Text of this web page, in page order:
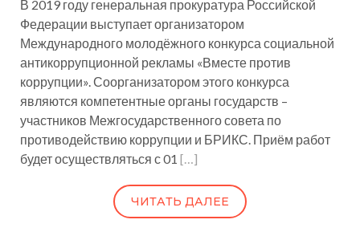
В 2019 году генеральная прокуратура Российской
Федерации выступает организатором
Международного молодёжного конкурса социальной
антикоррупционной рекламы «Вместе против
коррупции». Соорганизатором этого конкурса
являются компетентные органы государств –
участников Межгосударственного совета по
противодействию коррупции и БРИКС. Приём работ
будет осуществляться с 01 […]
ЧИТАТЬ ДАЛЕЕ